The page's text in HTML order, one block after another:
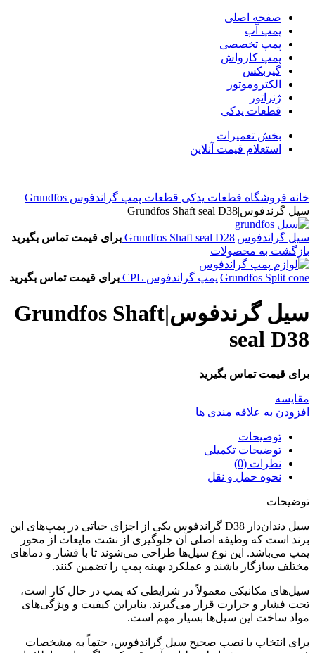
صفحه اصلی
پمپ آب
پمپ تخصصی
پمپ کارواش
گیربکس
الکتروموتور
ژنراتور
قطعات یدکی
بخش تعمیرات
استعلام قیمت آنلاین
خانه فروشگاه قطعات یدکی قطعات پمپ گراندفوس Grundfos
سیل گرندفوس|Grundfos Shaft seal D38
سیل گراندفوس|Grundfos Shaft seal D28
برای قیمت تماس بگیرید
بازگشت به محصولات
Grundfos Split cone|پمپ گراندفوس CPL برای قیمت تماس بگیرید
سیل گرندفوس|Grundfos Shaft
seal D38
برای قیمت تماس بگیرید
مقایسه
افزودن به علاقه مندی ها
توضیحات
توضیحات تکمیلی
نظرات (0)
نحوه حمل و نقل
توضیحات
سیل دندان‌دار D38 گراندفوس یکی از اجزای حیاتی در پمپ‌های این
برند است که وظیفه اصلی آن جلوگیری از نشت مایعات از محور
پمپ می‌باشد. این نوع سیل‌ها طراحی می‌شوند تا با فشار و دماهای
مختلف سازگار باشند و عملکرد بهینه پمپ را تضمین کنند.
سیل‌های مکانیکی معمولاً در شرایطی که پمپ در حال کار است،
تحت فشار و حرارت قرار می‌گیرند. بنابراین کیفیت و ویژگی‌های
مواد ساخت این سیل‌ها بسیار مهم است.
برای انتخاب یا نصب صحیح سیل گراندفوس، حتماً به مشخصات